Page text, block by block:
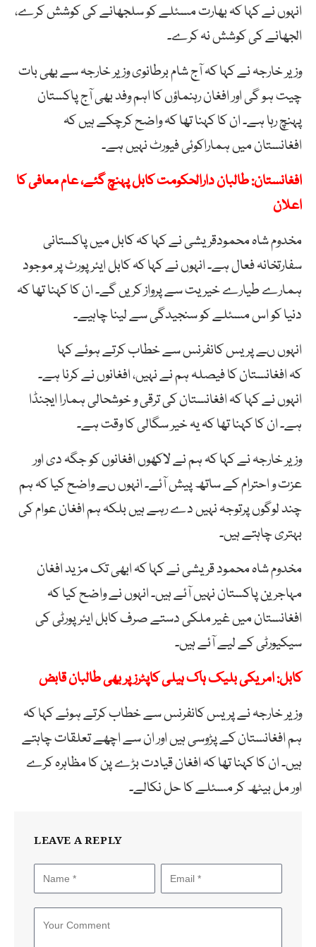
انہوں نے کہا کہ بھارت مسئلے کو سلجھانے کی کوشش کرے،
الجھانے کی کوشش نہ کرے۔
وزیر خارجہ نے کہا کہ آج شام برطانوی وزیر خارجہ سے بھی بات
چیت ہو گی اور افغان رہنماؤں کا اہم وفد بھی آج پاکستان
پہنچ رہا ہے۔ ان کا کہنا تھا کہ واضح کرچکے ہیں کہ
افغانستان میں ہماراکوئی فیورٹ نہیں ہے۔
افغانستان: طالبان دارالحکومت کابل پہنچ گئے، عام معافی کا
اعلان
مخدوم شاہ محمودقریشی نے کہا کہ کابل میں پاکستانی
سفارتخانہ فعال ہے۔ انہوں نے کہا کہ کابل ایئرپورٹ پر موجود
ہمارے طیارے خیریت سے پرواز کریں گے۔ ان کا کہنا تھا کہ
دنیا کو اس مسئلے کو سنجیدگی سے لینا چاہیے۔
انہوں ںے پریس کانفرنس سے خطاب کرتے ہوئے کہا
کہ افغانستان کا فیصلہ ہم نے نہیں، افغانوں نے کرنا ہے۔
انہوں نے کہا کہ افغانستان کی ترقی و خوشحالی ہمارا ایجنڈا
ہے۔ ان کا کہنا تھا کہ یہ خیر سگالی کا وقت ہے۔
وزیر خارجہ نے کہا کہ ہم نے لاکھوں افغانوں کو جگہ دی اور
عزت و احترام کے ساتھ پیش آئے۔ انہوں ںے واضح کیا کہ ہم
چند لوگوں پرتوجہ نہیں دے رہے ہیں بلکہ ہم افغان عوام کی
بہتری چاہتے ہیں۔
مخدوم شاہ محمود قریشی نے کہا کہ ابھی تک مزید افغان
مہاجرین پاکستان نہیں آئے ہیں۔ انہوں نے واضح کیا کہ
افغانستان میں غیر ملکی دستے صرف کابل ایئرپورٹی کی
سیکیورٹی کے لیے آئے ہیں۔
کابل: امریکی بلیک ہاک ہیلی کاپٹرز پر بھی طالبان قابض
وزیر خارجہ نے پریس کانفرنس سے خطاب کرتے ہوئے کہا کہ
ہم افغانستان کے پڑوسی ہیں اور ان سے اچھے تعلقات چاہتے
ہیں۔ ان کا کہنا تھا کہ افغان قیادت بڑے پن کا مظاہرہ کرے
اور مل بیٹھ کر مسئلے کا حل نکالے۔
LEAVE A REPLY